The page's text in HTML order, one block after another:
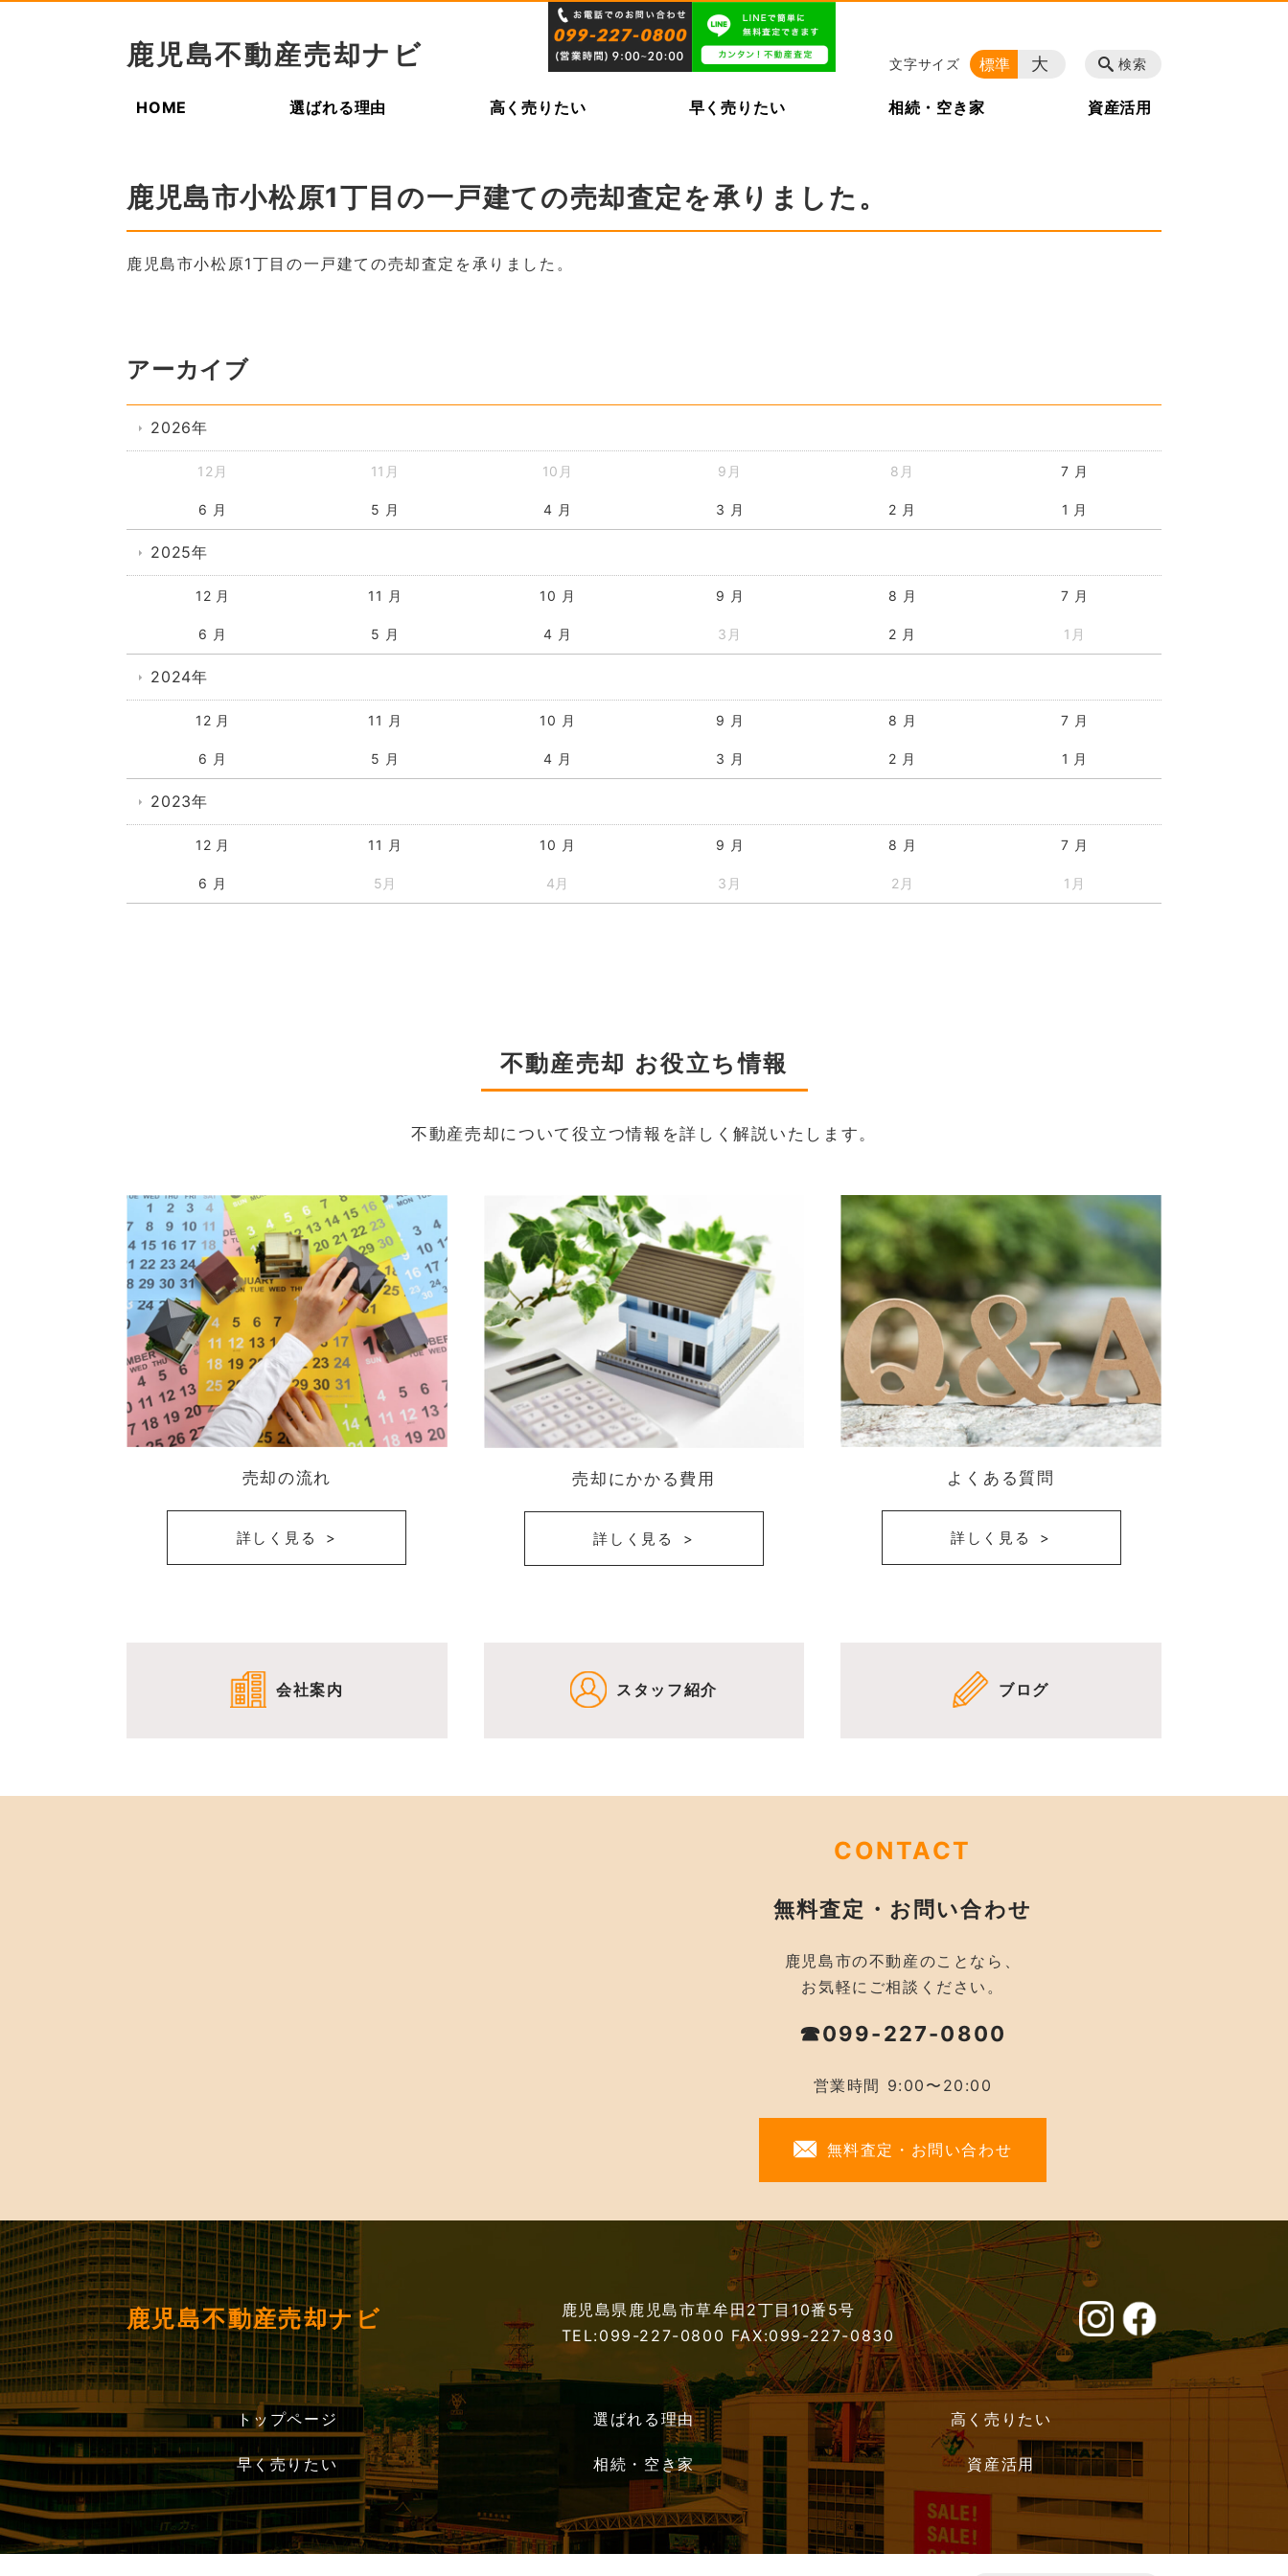
鹿児島不動産売却ナビ
HOME 選ばれる理由 高く売りたい 早く売りたい 相続・空き家 資産活用
検索
文字サイズ 標準 大
鹿児島市小松原1丁目の一戸建ての売却査定を承りました。
鹿児島市小松原1丁目の一戸建ての売却査定を承りました。
アーカイブ
2026年
12月 11月 10月 9月 8月 7 月
6 月 5 月 4 月 3 月 2 月 1 月
2025年
12 月 11 月 10 月 9 月 8 月 7 月
6 月 5 月 4 月 3月 2 月 1月
2024年
12 月 11 月 10 月 9 月 8 月 7 月
6 月 5 月 4 月 3 月 2 月 1 月
2023年
12 月 11 月 10 月 9 月 8 月 7 月
6 月 5月 4月 3月 2月 1月
不動産売却 お役立ち情報
不動産売却について役立つ情報を詳しく解説いたします。
売却の流れ
詳しく見る
売却にかかる費用
詳しく見る
よくある質問
詳しく見る
会社案内 スタッフ紹介 ブログ
CONTACT
無料査定・お問い合わせ
鹿児島市の不動産のことなら、
お気軽にご相談ください。
☎099-227-0800
営業時間 9:00〜20:00
無料査定・お問い合わせ
鹿児島不動産売却ナビ
鹿児島県鹿児島市草牟田2丁目10番5号
TEL:099-227-0800 FAX:099-227-0830
トップページ 選ばれる理由 高く売りたい
早く売りたい 相続・空き家 資産活用